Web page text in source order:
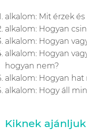
alkalom: Mit érzek
alkalom: Hogyan
alkalom: Hogyan
alkalom: Hogyan
hogyan nem?
alkalom: Hogyan hat
alkalom: Hogy áll
Kiknek